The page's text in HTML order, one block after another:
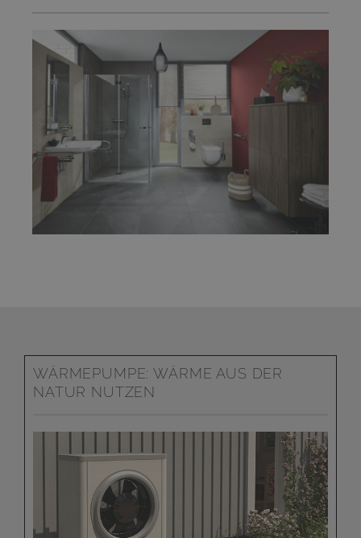
WÄRMEPUMPE: WÄRME AUS DER
NATUR NUTZEN